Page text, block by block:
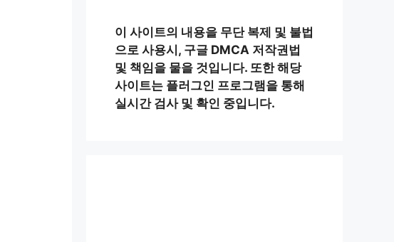
이 사이트의 내용을 무단 복제 및 불법
으로 사용시, 구글 DMCA 저작권법
및 책임을 물을 것입니다. 또한 해당
사이트는 플러그인 프로그램을 통해
실시간 검사 및 확인 중입니다.